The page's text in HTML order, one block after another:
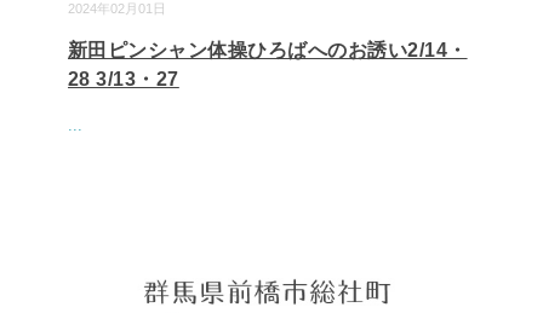
2024年02月01日
新田ピンシャン体操ひろばへのお誘い2/14・
28 3/13・27
...